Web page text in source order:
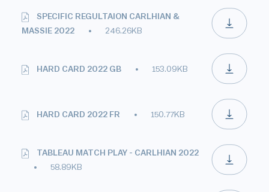
SPECIFIC REGULTAION CARLHIAN &
MASSIE 2022
246.26KB
HARD CARD 2022 GB 153.09KB
HARD CARD 2022 FR 150.77KB
TABLEAU MATCH PLAY - CARLHIAN 2022
58.89KB